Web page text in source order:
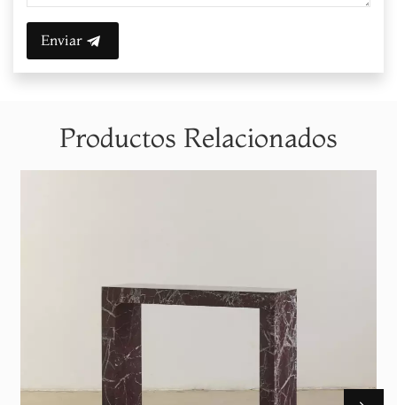
Enviar
Productos Relacionados